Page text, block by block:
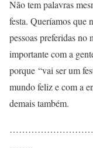
Não tem palavras
festa. Queríamos que
pessoas preferidas no
importante com a
porque “vai ser um
mundo feliz e com a
demais também.
……..